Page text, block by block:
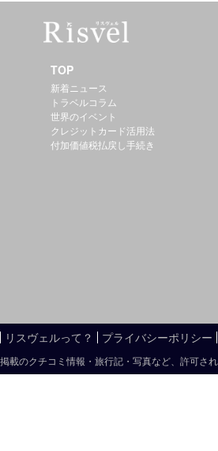
TOP
新着ニュース
トラベルコラム
世界のイベント
クレジットカード活用法
付加価値税払戻し手続き
リスヴェルって？ プライバシーポリシー
掲載のクチコミ情報・旅行記・写真など、許可さ